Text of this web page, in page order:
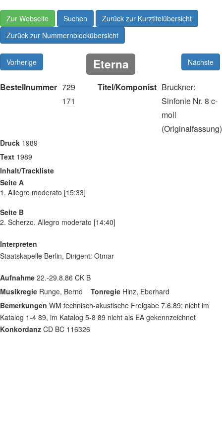
Zur Webseite Suchen
Zurück zur Kurztitelübersicht
Zurück zur Nummernblockübersicht
Vorherige Eterna Nächste
Bestellnummer 729
171
Titel/Komponist Bruckner:
Sinfonie Nr. 8 c-
moll
(Originalfassung)
Druck 1989
Text 1989
Inhalt/Trackliste
Seite A
1. Allegro moderato [15:33]
Seite B
2. Scherzo. Allegro moderato [14:40]
Interpreten
Staatskapelle Berlin, Dirigent: Otmar
Aufnahme 22.-29.8.86 CK B
Musikregie Runge, Bernd Tonregie Hinz, Eberhard
Bemerkungen WM technisch-akustische Freigabe 7.6.89; nicht im
Katalog 1-4 89, im Katalog 5-8 89 nicht als EA gekennzeichnet
Konkordanz CD BC 116326